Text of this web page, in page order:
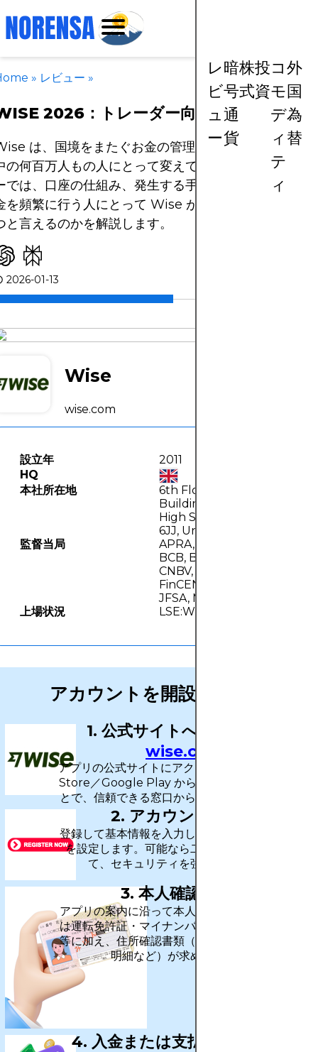
レ
ビ
ュ
ー
暗
号
通
貨
株
式
投
資
コ
モ
デ
ィ
テ
ィ
外
国
為
替
» レビュー »
2026：トレーダー向けレビュー
は、国境をまたぐお金の管理・送金のあり方を世
の何百万人もの人にとって変えてきました。本レビュ
では、口座の仕組み、発生する手数料、そして海外送
を頻繁に行う人にとって Wise がなぜ有力候補のひと
と言えるのかを解説します。
2026-01-13
Wise
wise.com
設立年
2011
HQ
本社所在地
6th Floor, The Tea
Building, 56 Shoreditch
High Street, London, E1
6JJ, United Kingdom
監督当局
APRA, ASIC, AUSTRAC,
BCB, BIS, BSP, CCE,
CNBV, EFSA, FCA,
FinCEN, FINTRAC, ISA,
JFSA, MAS, OCC, RBI
上場状況
LSE:WISE
アカウントを開設する方法
1. 公式サイトへアクセス →
wise.com
アプリの公式サイトにアクセスする（または App
Store／Google Play からダウンロードする）こ
とで、信頼できる窓口から登録を始められます。
2. アカウントを作成
登録して基本情報を入力し、安全なログイン方法
を設定します。可能なら二段階認証を有効にし
て、セキュリティを強化しましょう。
3. 本人確認を完了
アプリの案内に沿って本人確認を行います。通常
は運転免許証・マイナンバーカード・パスポート
等に加え、住所確認書類（公共料金の明細や銀行
明細など）が求められます。
4. 入金または支払い方法を連携